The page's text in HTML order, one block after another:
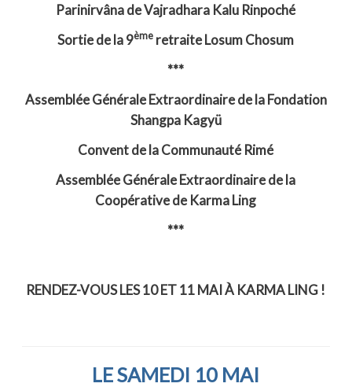
Parinirvâna de Vajradhara Kalu Rinpoché
Sortie de la 9ème retraite Losum Chosum
***
Assemblée Générale Extraordinaire de la Fondation
Shangpa Kagyü
Convent de la Communauté Rimé
Assemblée Générale Extraordinaire de la
Coopérative de Karma Ling
***
RENDEZ-VOUS LES 10 ET 11 MAI À KARMA LING !
LE SAMEDI 10 MAI